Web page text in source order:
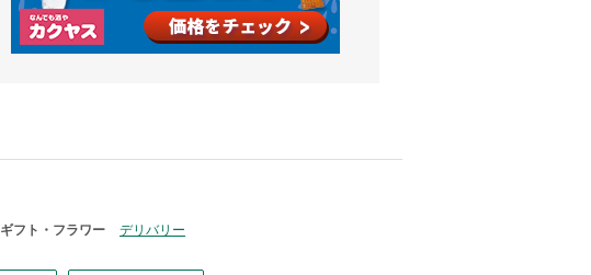
ギフト・フラワー デリバリー